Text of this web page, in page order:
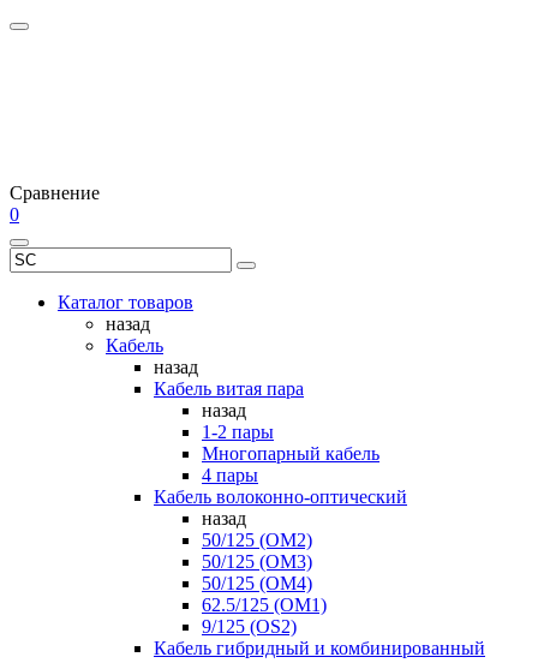
Сравнение
0
Каталог товаров
назад
Кабель
назад
Кабель витая пара
назад
1-2 пары
Многопарный кабель
4 пары
Кабель волоконно-оптический
назад
50/125 (OM2)
50/125 (OM3)
50/125 (OM4)
62.5/125 (OM1)
9/125 (OS2)
Кабель гибридный и комбинированный